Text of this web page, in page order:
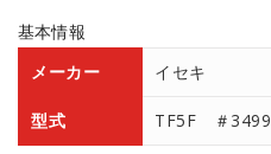
基本情報
メーカー
イセキ
型式 TF5F ＃3499